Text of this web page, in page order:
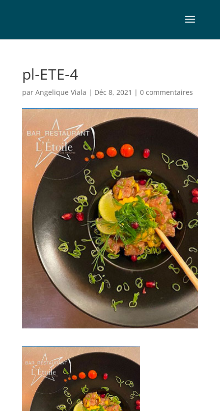
pl-ETE-4
par Angelique Viala | Déc 8, 2021 | 0 commentaires